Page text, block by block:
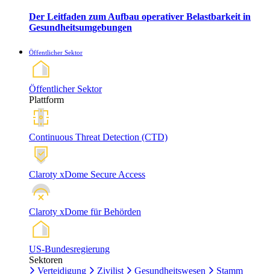
Der Leitfaden zum Aufbau operativer Belastbarkeit in
Gesundheitsumgebungen
Öffentlicher Sektor
Öffentlicher Sektor
Plattform
Continuous Threat Detection (CTD)
Claroty xDome Secure Access
Claroty xDome für Behörden
US-Bundesregierung
Sektoren
Verteidigung
Zivilist Gesundheitswesen Stamm